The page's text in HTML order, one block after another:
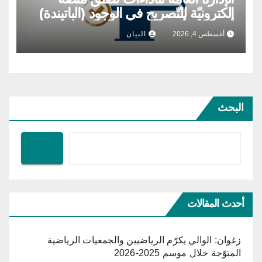
إلكترونيّة للتّصريح في الوجود (الباتيندة)
عن بُعد للأفراد والمهنيين
أغسطس 4, 2026 البيان
البحث
أحدث المقالات
زغوان: الوالي يكرّم الرياضيين والجمعيات الرياضية
المتوّجة خلال موسم 2025-2026